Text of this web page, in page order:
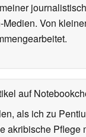
Von
auf
als ich zu
akribische